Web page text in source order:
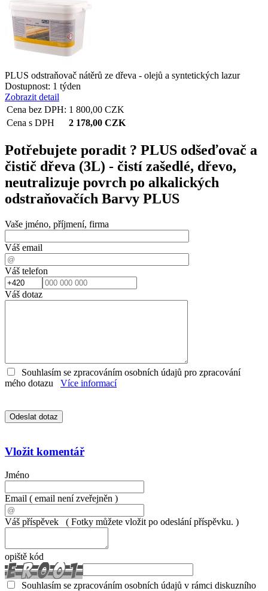
PLUS odstraňovač nátěrů ze dřeva - olejů a syntetických lazur
Dostupnost: 1 týden
Zobrazit detail
Cena bez DPH: 1 800,00 CZK
Cena s DPH
2 178,00 CZK
Potřebujete poradit ? PLUS odšeďovač a
čistič dřeva (3L) - čistí zašedlé, dřevo,
neutralizuje povrch po alkalických
odstraňovačích Barvy PLUS
Vaše jméno, příjmení, firma
Váš email
Váš telefon
Váš dotaz
Souhlasím se zpracováním osobních údajů pro zpracování
mého dotazu
Více informací
Vložit komentář
Jméno
Email ( email není zveřejněn )
Váš příspěvek ( Fotky můžete vložit po odeslání příspěvku. )
opiště kód
Souhlasím se zpracováním osobních údajů v rámci diskuzního